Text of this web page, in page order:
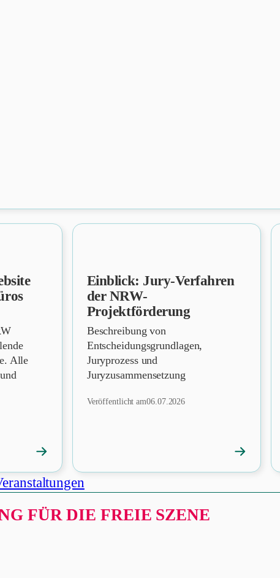
Alle
öffnen
→
NEWS
Einblick: Jury-Verfahren
der NRW-
Projektförderung
Beschreibung von
Entscheidungsgrundlagen,
Juryprozess und
Juryzusammensetzung
Veröffentlicht am06.07.2026
öffnen
→
FÜR DIE FREIE SZENE